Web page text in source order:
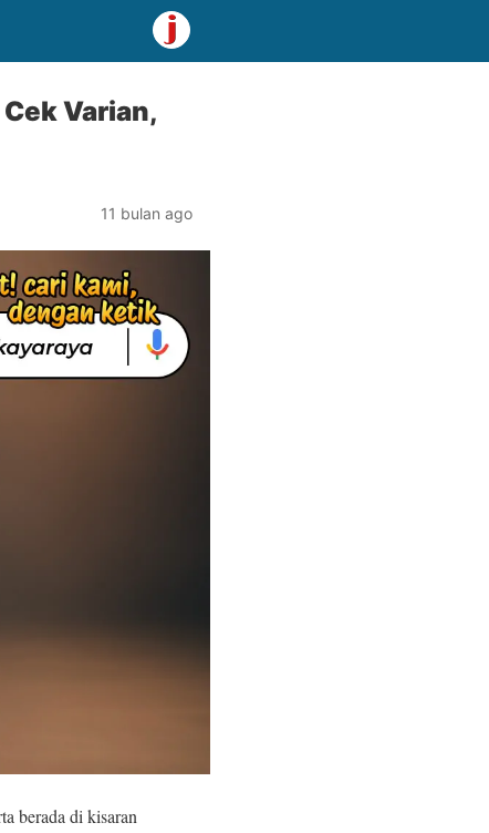
Varian,
11 bulan ago
berada di kisaran